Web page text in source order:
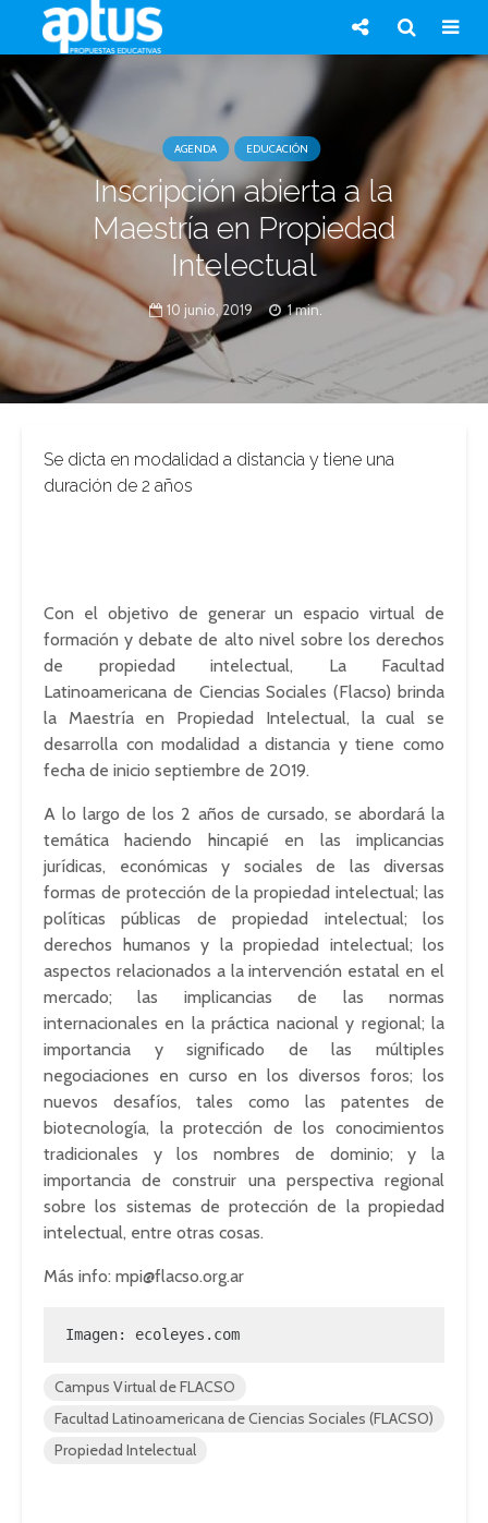
AGENDA EDUCACIÓN
Inscripción abierta a la
Maestría en Propiedad
Intelectual
10 junio, 2019 1 min.
Se dicta en modalidad a distancia y tiene una
duración de 2 años
Con el objetivo de generar un espacio virtual de
formación y debate de alto nivel sobre los derechos
de propiedad intelectual, La Facultad
Latinoamericana de Ciencias Sociales (Flacso) brinda
la Maestría en Propiedad Intelectual, la cual se
desarrolla con modalidad a distancia y tiene como
fecha de inicio septiembre de 2019.
A lo largo de los 2 años de cursado, se abordará la
temática haciendo hincapié en las implicancias
jurídicas, económicas y sociales de las diversas
formas de protección de la propiedad intelectual; las
políticas públicas de propiedad intelectual; los
derechos humanos y la propiedad intelectual; los
aspectos relacionados a la intervención estatal en el
mercado; las implicancias de las normas
internacionales en la práctica nacional y regional; la
importancia y significado de las múltiples
negociaciones en curso en los diversos foros; los
nuevos desafíos, tales como las patentes de
biotecnología, la protección de los conocimientos
tradicionales y los nombres de dominio; y la
importancia de construir una perspectiva regional
sobre los sistemas de protección de la propiedad
intelectual, entre otras cosas.
Más info: mpi@flacso.org.ar
Imagen: ecoleyes.com
Campus Virtual de FLACSO
Facultad Latinoamericana de Ciencias Sociales (FLACSO)
Propiedad Intelectual